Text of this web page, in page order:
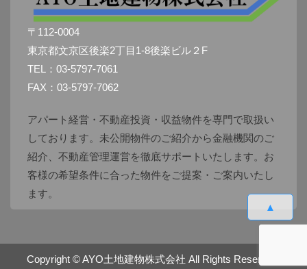
▲
〒112-0004
東京都文京区後楽2丁目1-8後楽ビル２F
TEL：03-5797-7061
FAX：03-5797-7062
アパート経営・不動産投資・収益物件を専門で取扱い
しております。未公開物件のご紹介から金融機関のご
紹介、不動産管理運営を徹底サポートいたします。お
客様の希望条件に合った物件をご提案・ご案内いたし
ます。
Copyright ©AYO土地建物株式会社 All Rights Reserved.